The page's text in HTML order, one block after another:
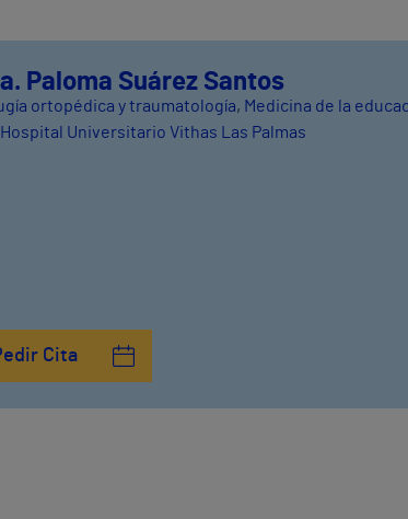
Paloma Suárez Santos
ortopédica y traumatología, Medicina de la
Hospital Universitario Vithas Las Palmas
Cita